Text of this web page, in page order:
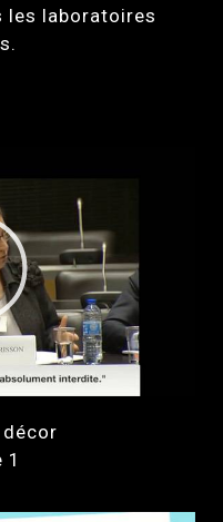
les laboratoires
décor
1